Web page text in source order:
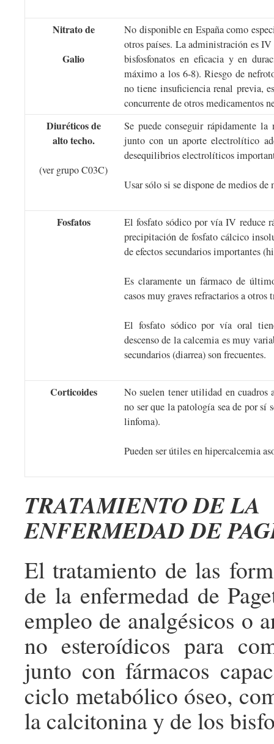
Nitrato de
Galio
No disponible en España como
otros países. La administración es
bisfosfonatos en eficacia y en
máximo a los 6-8). Riesgo de
no tiene insuficiencia renal previa,
concurrente de otros medicamentos
Diuréticos de
alto techo.
(ver grupo C03C)
Se puede conseguir rápidamente la
junto con un aporte electrolítico
desequilibrios electrolíticos
Usar sólo si se dispone de medios
Fosfatos
El fosfato sódico por vía IV reduce
precipitación de fosfato cálcico
de efectos secundarios importantes
Es claramente un fármaco de
casos muy graves refractarios a otros
El fosfato sódico por vía oral
descenso de la calcemia es muy
secundarios (diarrea) son frecuentes.
Corticoides
No suelen tener utilidad en cuadros
no ser que la patología sea de por
linfoma).
Pueden ser útiles en hipercalcemia
TRATAMIENTO DE LA
ENFERMEDAD DE
El tratamiento de las
de la enfermedad de
empleo de analgésicos o
no esteroídicos para
junto con fármacos
ciclo metabólico óseo,
la calcitonina y de los